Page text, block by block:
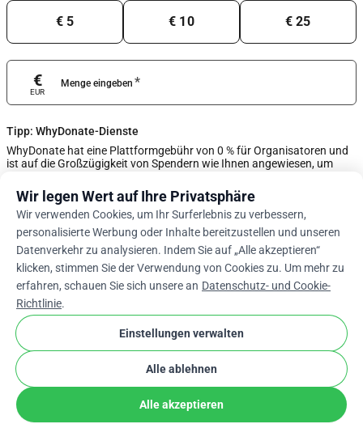
€ 5 € 10 € 25
Menge eingeben *
€
EUR
Tipp: WhyDonate-Dienste
WhyDonate hat eine Plattformgebühr von 0 % für Organisatoren und
ist auf die Großzügigkeit von Spendern wie Ihnen angewiesen, um
Trinkgeldbetrag mit dem Schieberegler an oder geben Sie unten ein
benutzerdefiniertes Trinkgeld ein.
Benutzerdefinierten Tipp Eingeben
Dearrow_drop_down cookie
Wir legen Wert auf Ihre Privatsphäre
Wir verwenden Cookies, um Ihr Surferlebnis zu verbessern,
personalisierte Werbung oder Inhalte bereitzustellen und unseren
Datenverkehr zu analysieren. Indem Sie auf „Alle akzeptieren“
klicken, stimmen Sie der Verwendung von Cookies zu. Um mehr zu
erfahren, schauen Sie sich unsere an Datenschutz- und Cookie-
Richtlinie.
Einstellungen verwalten
Alle ablehnen
Alle akzeptieren